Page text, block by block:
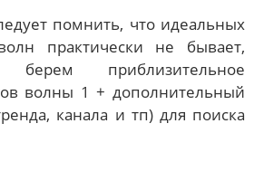
помнить, что идеальных
практически не бывает,
берем приблизительное
волны 1 + дополнительный
канала и тп) для поиска